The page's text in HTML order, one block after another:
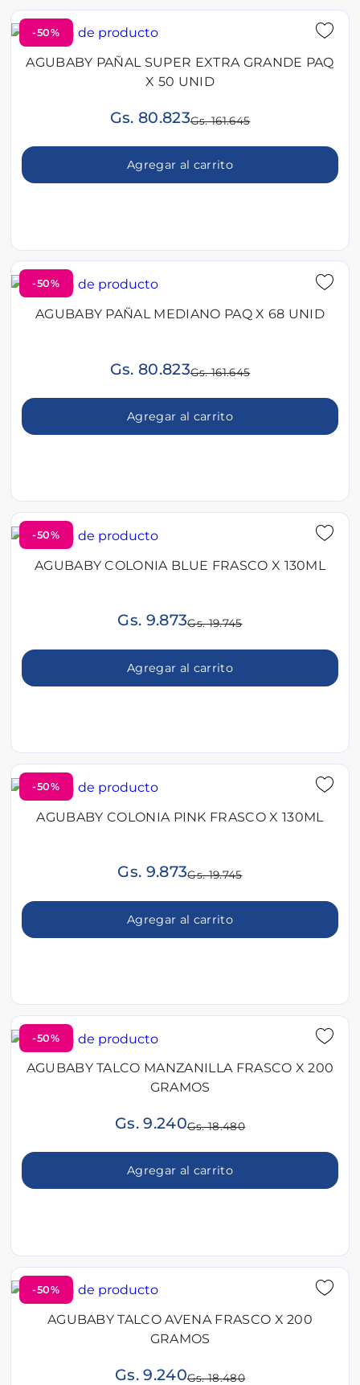
-50%
AGUBABY PAÑAL SUPER EXTRA GRANDE PAQ
X 50 UNID
Gs. 80.823Gs. 161.645
Agregar al carrito
-50%
AGUBABY PAÑAL MEDIANO PAQ X 68 UNID
Gs. 80.823Gs. 161.645
Agregar al carrito
-50%
AGUBABY COLONIA BLUE FRASCO X 130ML
Gs. 9.873Gs. 19.745
Agregar al carrito
-50%
AGUBABY COLONIA PINK FRASCO X 130ML
Gs. 9.873Gs. 19.745
Agregar al carrito
-50%
AGUBABY TALCO MANZANILLA FRASCO X 200
GRAMOS
Gs. 9.240Gs. 18.480
Agregar al carrito
-50%
AGUBABY TALCO AVENA FRASCO X 200
GRAMOS
Gs. 9.240Gs. 18.480